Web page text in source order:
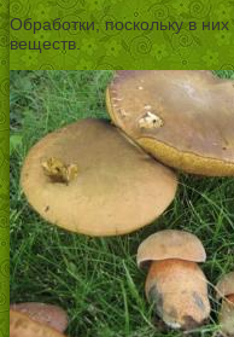
Обработки, поскольку в
веществ.